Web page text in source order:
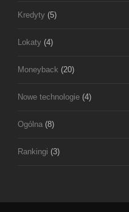
Kredyty (5)
Lokaty (4)
Moneyback (20)
Nowe technologie (4)
Ogólna (8)
Rankingi (3)